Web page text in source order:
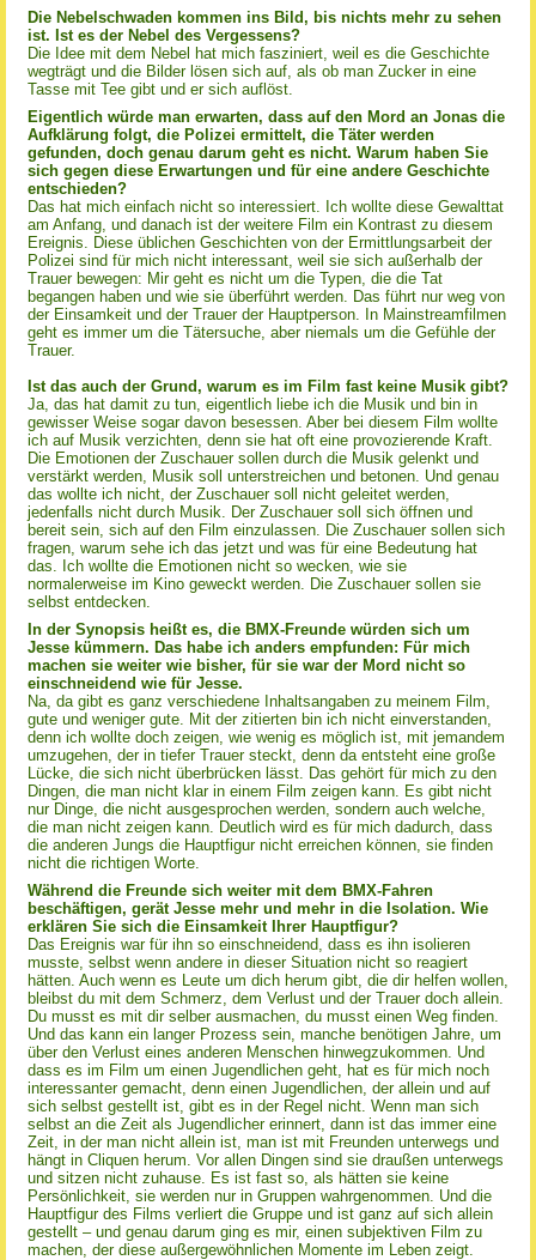
Die Nebelschwaden kommen ins Bild, bis nichts mehr zu sehen
ist. Ist es der Nebel des Vergessens?
Die Idee mit dem Nebel hat mich fasziniert, weil es die Geschichte
wegträgt und die Bilder lösen sich auf, als ob man Zucker in eine
Tasse mit Tee gibt und er sich auflöst.
Eigentlich würde man erwarten, dass auf den Mord an Jonas die
Aufklärung folgt, die Polizei ermittelt, die Täter werden
gefunden, doch genau darum geht es nicht. Warum haben Sie
sich gegen diese Erwartungen und für eine andere Geschichte
entschieden?
Das hat mich einfach nicht so interessiert. Ich wollte diese Gewalttat
am Anfang, und danach ist der weitere Film ein Kontrast zu diesem
Ereignis. Diese üblichen Geschichten von der Ermittlungsarbeit der
Polizei sind für mich nicht interessant, weil sie sich außerhalb der
Trauer bewegen: Mir geht es nicht um die Typen, die die Tat
begangen haben und wie sie überführt werden. Das führt nur weg von
der Einsamkeit und der Trauer der Hauptperson. In Mainstreamfilmen
geht es immer um die Tätersuche, aber niemals um die Gefühle der
Trauer.
Ist das auch der Grund, warum es im Film fast keine Musik gibt?
Ja, das hat damit zu tun, eigentlich liebe ich die Musik und bin in
gewisser Weise sogar davon besessen. Aber bei diesem Film wollte
ich auf Musik verzichten, denn sie hat oft eine provozierende Kraft.
Die Emotionen der Zuschauer sollen durch die Musik gelenkt und
verstärkt werden, Musik soll unterstreichen und betonen. Und genau
das wollte ich nicht, der Zuschauer soll nicht geleitet werden,
jedenfalls nicht durch Musik. Der Zuschauer soll sich öffnen und
bereit sein, sich auf den Film einzulassen. Die Zuschauer sollen sich
fragen, warum sehe ich das jetzt und was für eine Bedeutung hat
das. Ich wollte die Emotionen nicht so wecken, wie sie
normalerweise im Kino geweckt werden. Die Zuschauer sollen sie
selbst entdecken.
In der Synopsis heißt es, die BMX-Freunde würden sich um
Jesse kümmern. Das habe ich anders empfunden: Für mich
machen sie weiter wie bisher, für sie war der Mord nicht so
einschneidend wie für Jesse.
Na, da gibt es ganz verschiedene Inhaltsangaben zu meinem Film,
gute und weniger gute. Mit der zitierten bin ich nicht einverstanden,
denn ich wollte doch zeigen, wie wenig es möglich ist, mit jemandem
umzugehen, der in tiefer Trauer steckt, denn da entsteht eine große
Lücke, die sich nicht überbrücken lässt. Das gehört für mich zu den
Dingen, die man nicht klar in einem Film zeigen kann. Es gibt nicht
nur Dinge, die nicht ausgesprochen werden, sondern auch welche,
die man nicht zeigen kann. Deutlich wird es für mich dadurch, dass
die anderen Jungs die Hauptfigur nicht erreichen können, sie finden
nicht die richtigen Worte.
Während die Freunde sich weiter mit dem BMX-Fahren
beschäftigen, gerät Jesse mehr und mehr in die Isolation. Wie
erklären Sie sich die Einsamkeit Ihrer Hauptfigur?
Das Ereignis war für ihn so einschneidend, dass es ihn isolieren
musste, selbst wenn andere in dieser Situation nicht so reagiert
hätten. Auch wenn es Leute um dich herum gibt, die dir helfen wollen,
bleibst du mit dem Schmerz, dem Verlust und der Trauer doch allein.
Du musst es mit dir selber ausmachen, du musst einen Weg finden.
Und das kann ein langer Prozess sein, manche benötigen Jahre, um
über den Verlust eines anderen Menschen hinwegzukommen. Und
dass es im Film um einen Jugendlichen geht, hat es für mich noch
interessanter gemacht, denn einen Jugendlichen, der allein und auf
sich selbst gestellt ist, gibt es in der Regel nicht. Wenn man sich
selbst an die Zeit als Jugendlicher erinnert, dann ist das immer eine
Zeit, in der man nicht allein ist, man ist mit Freunden unterwegs und
hängt in Cliquen herum. Vor allen Dingen sind sie draußen unterwegs
und sitzen nicht zuhause. Es ist fast so, als hätten sie keine
Persönlichkeit, sie werden nur in Gruppen wahrgenommen. Und die
Hauptfigur des Films verliert die Gruppe und ist ganz auf sich allein
gestellt – und genau darum ging es mir, einen subjektiven Film zu
machen, der diese außergewöhnlichen Momente im Leben zeigt.